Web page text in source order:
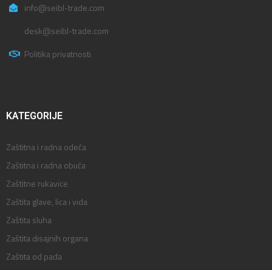
info@seibl-trade.com
desk@seibl-trade.com
Politika privatnosti
KATEGORIJE
Zaštitna i radna odeća
Zaštitna i radna obuća
Zaštitne rukavice
Zaštita glave, lica i vida
Zaštita sluha
Zaštita disajnih organa
Zaštita od pada